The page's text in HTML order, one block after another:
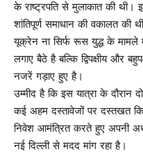
के राष्ट्रपति से मुलाकात की थी।
शांतिपूर्ण समाधान की वकालत की
यूक्रेन ना सिर्फ रूस युद्ध के मामले
लगाए बैठे है बल्कि द्विपक्षीय और
नजरें गड़ाए हुए है।
उम्मीद है कि इस यात्रा के दौरान
कई अहम दस्तावेजों पर दस्तखत
निवेश आमंत्रित करते हुए अपनी
नई दिल्ली से मदद मांग रहा है।